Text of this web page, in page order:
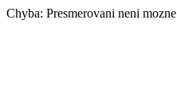
Chyba: Presmerovani neni mozne